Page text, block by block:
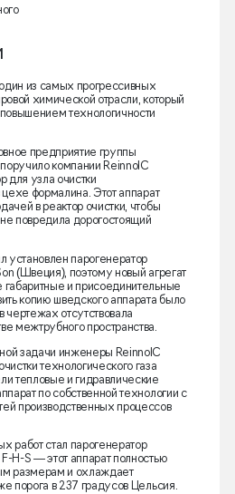
из самых прогрессивных
химической отрасли, который
технологичности
предприятие группы
компании ReinnolC
для узла очистки
цехе формалина. Этот аппарат
в реактор очистки, чтобы
повредила дорогостоящий
установлен парогенератор
(Швеция), поэтому новый агрегат
и присоединительные
копию шведского аппарата было
чертежах отсутствовала
межтрубного пространства.
задачи инженеры ReinnolC
технологического газа
тепловые и гидравлические
по собственной технологии с
производственных процессов
работ стал парогенератор
H-S — этот аппарат полностью
размерам и охлаждает
порога в 237 градусов Цельсия.